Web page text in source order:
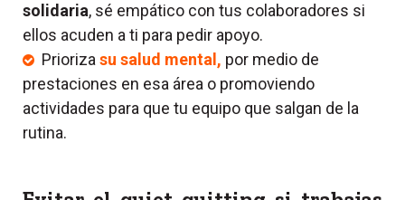
solidaria, sé empático con tus colaboradores si
ellos acuden a ti para pedir apoyo.
Priorizasu salud mental, por medio de
prestaciones en esa área o promoviendo
actividades para que tu equipo que salgan de la
rutina.